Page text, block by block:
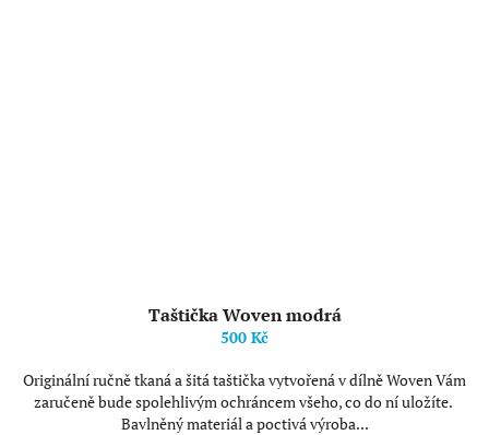
Taštička Woven modrá
500 Kč
Originální ručně tkaná a šitá taštička vytvořená v dílně Woven Vám
zaručeně bude spolehlivým ochráncem všeho, co do ní uložíte.
Bavlněný materiál a poctivá výroba...